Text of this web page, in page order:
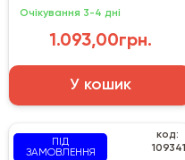
Очікування 3-4 дні
1.093,00грн.
У кошик
ПІД
ЗАМОВЛЕННЯ
код:
109341